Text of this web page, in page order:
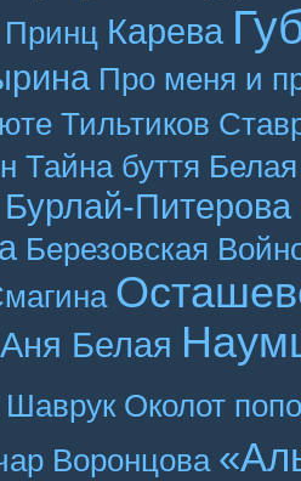
Карева
Про меня и
Тильтиков
Тайна буття
Бурлай-Питерова
Березовская
Аня Белая
Шаврук Околот
Воронцова